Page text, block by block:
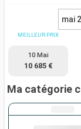
mai
MEILLEUR PRIX
10 Mai
10 685 €
Ma catégorie